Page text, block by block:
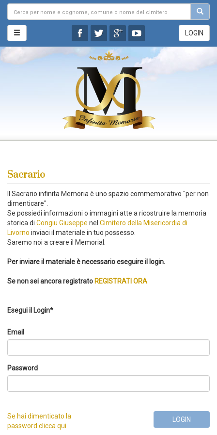
LOGIN
Sacrario
Il Sacrario infinita Memoria è uno spazio commemorativo "per non
dimenticare".
Se possiedi informazioni o immagini atte a ricostruire la memoria
storica di Congiu Giuseppe nel Cimitero della Misericordia di
Livorno inviaci il materiale in tuo possesso.
Saremo noi a creare il Memorial.
Per inviare il materiale è necessario eseguire il login.
Se non sei ancora registrato REGISTRATI ORA
Esegui il Login*
Email
Password
Se hai dimenticato la
password clicca qui
LOGIN